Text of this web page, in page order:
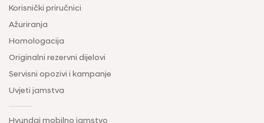
Korisnički priručnici
Ažuriranja
Homologacija
Originalni rezervni dijelovi
Servisni opozivi i kampanje
Uvjeti jamstva
Hyundai mobilno jamstvo